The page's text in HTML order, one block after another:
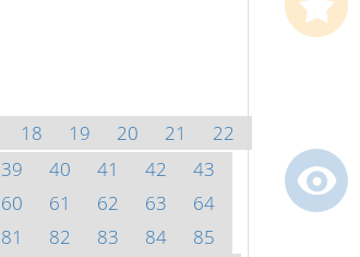
18 19 20 21
22
39 40 41 42
43
60 61 62 63
64
81 82 83 84
85